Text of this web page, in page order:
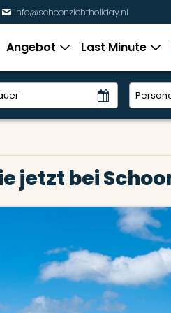
% info@schoonzichtholiday.nl
Angebot Last Minute
jetzt bei